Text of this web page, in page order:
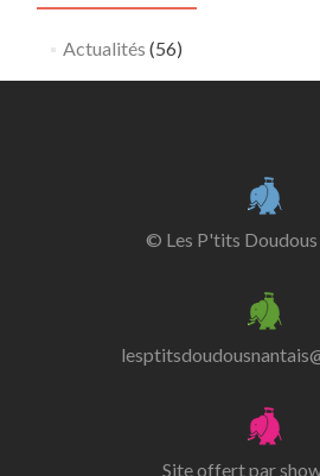
Actualités (56)
© Les P'tits
Site offert par